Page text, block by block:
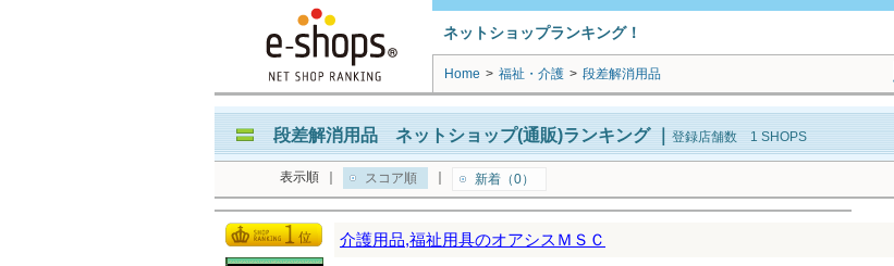
ネットショップランキング！
Home > 福祉・介護 > 段差解消用品
段差解消用品 ネットショップ(通販)ランキング｜ 登録店舗数 1 SHOPS
表示順 スコア順 新着（0）
介護用品,福祉用具のオアシスＭＳＣ